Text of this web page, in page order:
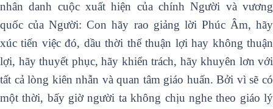
nhân danh cuộc xuất hiện của chính Người và vương
quốc của Người: Con hãy rao giảng lời Phúc Âm, hãy
xúc tiến việc đó, dầu thời thế thuận lợi hay không thuận
lợi, hãy thuyết phục, hãy khiển trách, hãy khuyên lơn với
tất cả lòng kiên nhẫn và quan tâm giáo huấn. Bởi vì sẽ có
một thời, bấy giờ người ta không chịu nghe theo giáo lý